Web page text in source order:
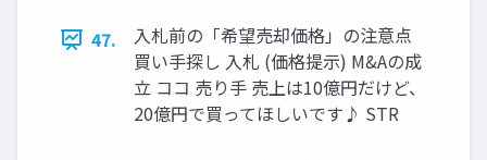
47.
入札前の「希望売却価格」の注意点
買い手探し 入札 (価格提示) M&Aの成
立 ココ 売り手 売上は10億円だけど、
20億円で買ってほしいです♪ STR